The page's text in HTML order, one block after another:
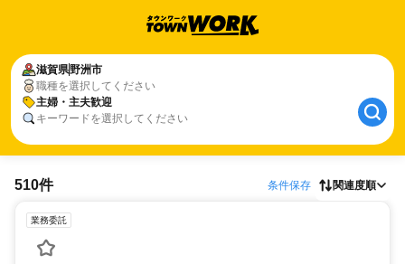
滋賀県野洲市
職種を選択してください
主婦・主夫歓迎
キーワードを選択してください
510件 条件保存 関連度順
業務委託